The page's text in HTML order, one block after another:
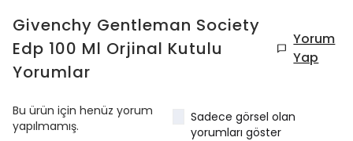
Givenchy Gentleman Society
Edp 100 Ml Orjinal Kutulu
Yorumlar
Yorum
Yap
Bu ürün için henüz yorum
yapılmamış.
Sadece görsel olan
yorumları göster